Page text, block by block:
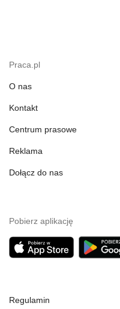
Praca.pl
O nas
Kontakt
Centrum prasowe
Reklama
Dołącz do nas
Pobierz aplikację
Regulamin